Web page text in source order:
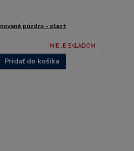
púzdro - plast
NIE JE SKLADOM
Pridať do košíka